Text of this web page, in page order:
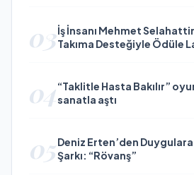
03İş İnsanı Mehmet
Takıma Desteğiyle Ödüle
04“Taklitle Hasta Bakılır”
sanatla aştı
05Deniz Erten’den
Şarkı: “Rövanş”